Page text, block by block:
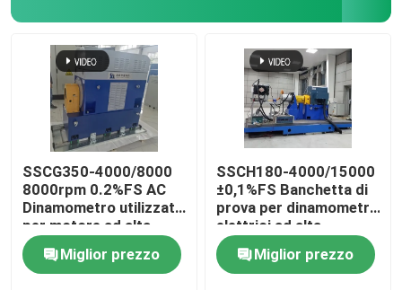
SSCG350-4000/8000
8000rpm 0.2%FS AC
Dinamometro utilizzato
per motore ad alta
velocità di auto
Miglior prezzo
SSCH180-4000/15000
±0,1%FS Banchetta di
prova per dinamometri
elettrici ad alta
precisione AC
Asynchrono New
Energy Motor
Miglior prezzo